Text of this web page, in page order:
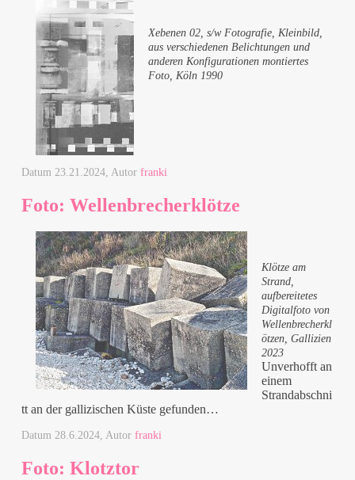
Xebenen 02, s/w Fotografie, Kleinbild,
aus verschiedenen Belichtungen und
anderen Konfigurationen montiertes
Foto, Köln 1990
Datum 23.21.2024 , Autorfranki
Foto: Wellenbrecherklötze
Klötze am
Strand,
aufbereitetes
Digitalfoto von
Wellenbrecherkl
ötzen, Gallizien
2023
Unverhofft an
einem
Strandabschni
tt an der gallizischen Küste gefunden…
Datum28.6.2024, Autorfranki
Foto: Klotztor